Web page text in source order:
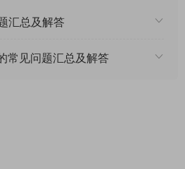
汇总及解答
常见问题汇总及解答